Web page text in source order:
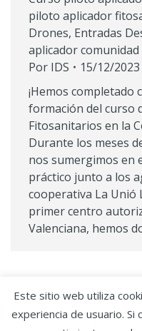
piloto aplicador
Drones, Entradas
aplicador comunidad
Por IDS 15/12/2023
¡Hemos
formación del curso
Fitosanitarios en la
Durante los meses
nos sumergimos en
práctico junto a los
cooperativa La Unió
primer centro
Valenciana, hemos
Este sitio web utiliza
experiencia de usuario. Si